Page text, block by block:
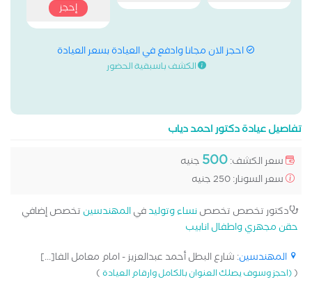
إحجز
احجز الان مجانا وادفع في العيادة بسعر العيادة
الكشف باسبقية الحضور
تفاصيل عيادة دكتور احمد دياب
سعر الكشف:500 جنيه
سعر السونار: 250 جنيه
دكتور تخصص تخصصنساء وتوليدفيالمهندسين تخصص إضافي
حقن مجهري واطفال انابيب
المهندسين: شارع البطل أحمد عبدالعزيز - امام معامل الفا[...]
((احجز وسوف يصلك العنوان بالكامل وارقام العيادة)